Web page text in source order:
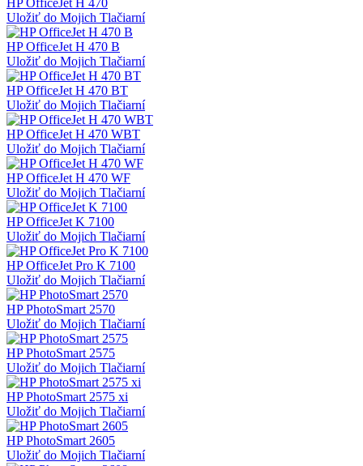
HP OfficeJet H 470
Uložiť do Mojich Tlačiarní
HP OfficeJet H 470 B
Uložiť do Mojich Tlačiarní
HP OfficeJet H 470 BT
Uložiť do Mojich Tlačiarní
HP OfficeJet H 470 WBT
Uložiť do Mojich Tlačiarní
HP OfficeJet H 470 WF
Uložiť do Mojich Tlačiarní
HP OfficeJet K 7100
Uložiť do Mojich Tlačiarní
HP OfficeJet Pro K 7100
Uložiť do Mojich Tlačiarní
HP PhotoSmart 2570
Uložiť do Mojich Tlačiarní
HP PhotoSmart 2575
Uložiť do Mojich Tlačiarní
HP PhotoSmart 2575 xi
Uložiť do Mojich Tlačiarní
HP PhotoSmart 2605
Uložiť do Mojich Tlačiarní